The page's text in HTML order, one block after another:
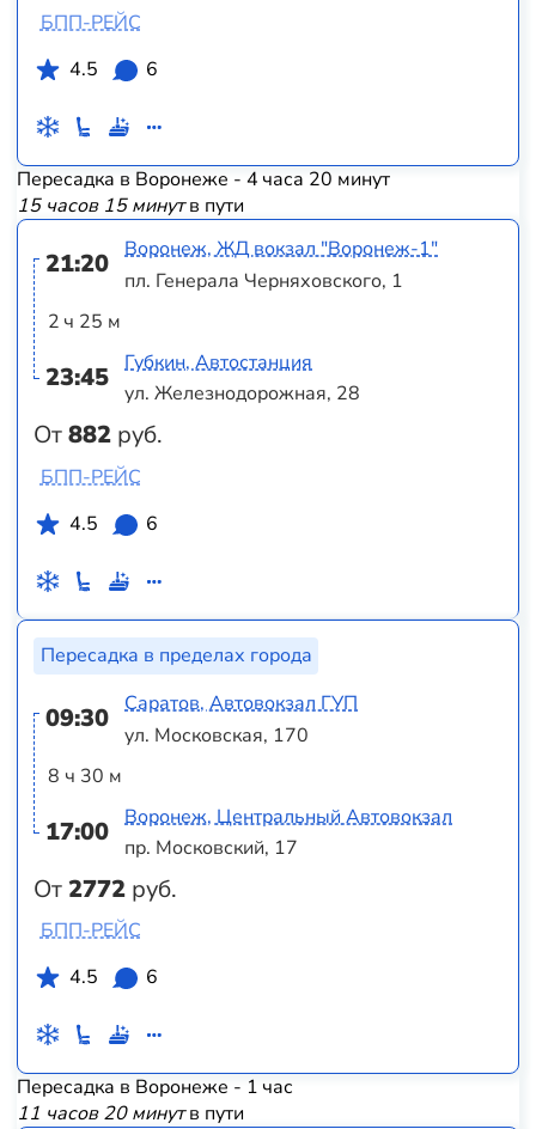
БПП-РЕЙС
4.5
6
Пересадка в Воронеже - 4 часа 20 минут
15 часов 15 минутв пути
21:20
2 ч 25 м
23:45
От882 руб.
Воронеж, ЖД вокзал "Воронеж-1"
пл. Генерала Черняховского, 1
Губкин, Автостанция
ул. Железнодорожная, 28
БПП-РЕЙС
4.5
6
Пересадка в пределах города
09:30
8 ч 30 м
17:00
От2772 руб.
Саратов, Автовокзал ГУП
ул. Московская, 170
Воронеж, Центральный Автовокзал
пр. Московский, 17
БПП-РЕЙС
4.5
6
Пересадка в Воронеже - 1 час
11 часов 20 минутв пути